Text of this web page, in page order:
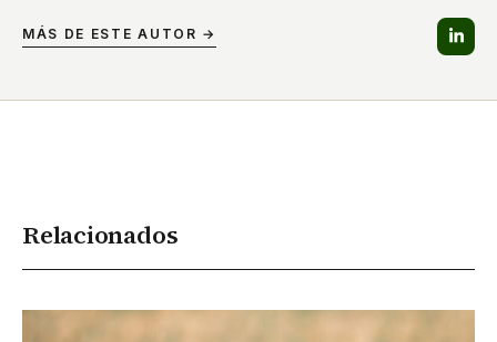
MÁS DE ESTE AUTOR →
Relacionados